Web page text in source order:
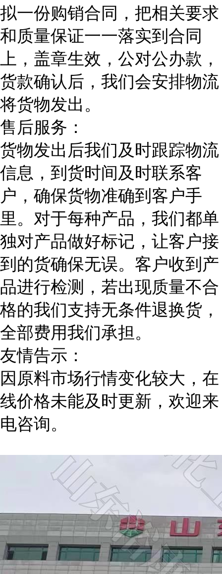
拟一份购销合同，把相关要求
和质量保证一一落实到合同
上，盖章生效，公对公办款，
货款确认后，我们会安排物流
将货物发出。
售后服务：
货物发出后我们及时跟踪物流
信息，到货时间及时联系客
户，确保货物准确到客户手
里。对于每种产品，我们都单
独对产品做好标记，让客户接
到的货确保无误。客户收到产
品进行检测，若出现质量不合
格的我们支持无条件退换货，
全部费用我们承担。
友情告示：
因原料市场行情变化较大，在
线价格未能及时更新，欢迎来
电咨询。